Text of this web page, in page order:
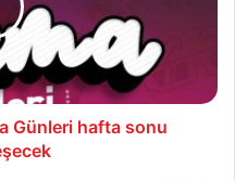
Günleri hafta sonu